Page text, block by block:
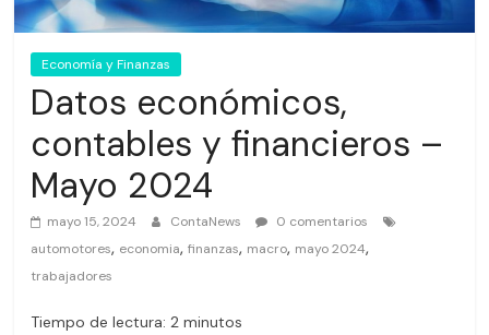
Economía y Finanzas
Datos económicos,
contables y financieros –
Mayo 2024
mayo 15, 2024 ContaNews
0 comentarios
automotores, economia,finanzas, macro, mayo 2024,
trabajadores
Tiempo de lectura: 2 minutos